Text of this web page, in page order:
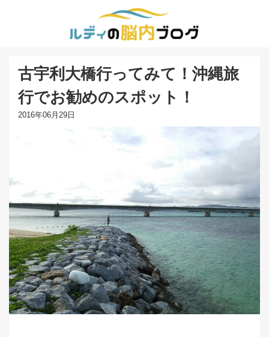
古宇利大橋行ってみて！沖縄旅
行でお勧めのスポット！
2016年06月29日